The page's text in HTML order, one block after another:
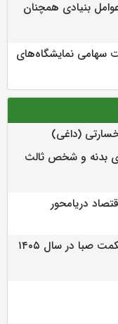
بنیادی همچنان
سهامی نمایشگاه‌های
(داغی)
بدنه و شخص ثالث
دریامحور
پازل موفقیت شرکت بیمه حکمت صبا در سال ۱۴۰۵